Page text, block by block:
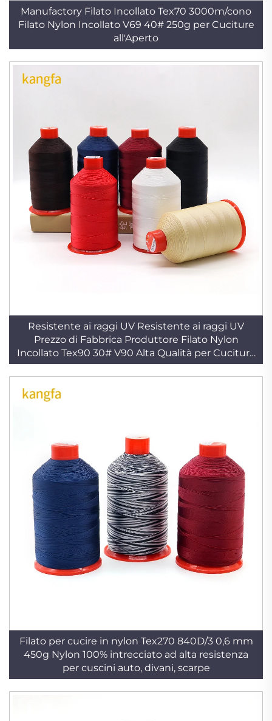
Manufactory Filato Incollato Tex70 3000m/cono
Filato Nylon Incollato V69 40# 250g per Cuciture
all'Aperto
Resistente ai raggi UV Resistente ai raggi UV
Prezzo di Fabbrica Produttore Filato Nylon
Incollato Tex90 30# V90 Alta Qualità per Cuciture
all'Aperto
Filato per cucire in nylon Tex270 840D/3 0,6 mm
450g Nylon 100% intrecciato ad alta resistenza
per cuscini auto, divani, scarpe